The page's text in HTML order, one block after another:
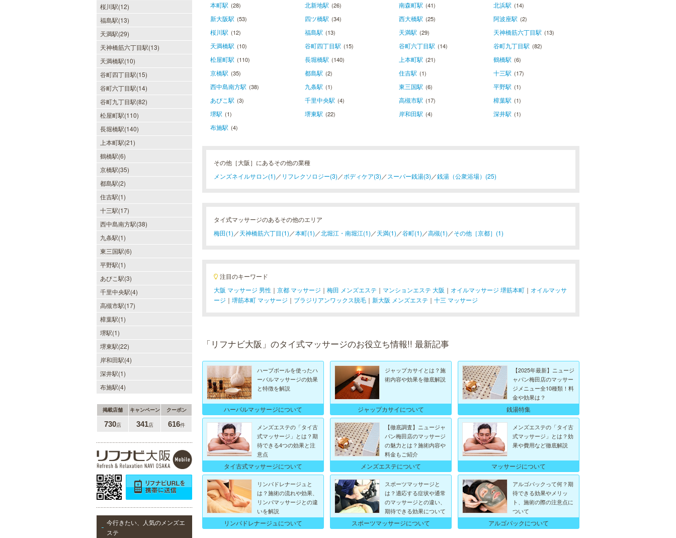
桜川駅(12)
福島駅(13)
天満駅(29)
天神橋筋六丁目駅(13)
天満橋駅(10)
谷町四丁目駅(15)
谷町六丁目駅(14)
谷町九丁目駅(82)
松屋町駅(110)
長堀橋駅(140)
上本町駅(21)
鶴橋駅(6)
京橋駅(35)
都島駅(2)
住吉駅(1)
十三駅(17)
西中島南方駅(38)
九条駅(1)
東三国駅(6)
平野駅(1)
あびこ駅(3)
千里中央駅(4)
高槻市駅(17)
樟葉駅(1)
堺駅(1)
堺東駅(22)
岸和田駅(4)
深井駅(1)
布施駅(4)
掲載店舗 キャンペーン クーポン
730店 341店 616件
今行きたい、人気のメンズエ
ステ
美魔女セラピー 梅田店
地下鉄梅田駅より徒歩5分。洗練さ
能ください。
町・谷町ルーム（ラベーラ）
若い女性にはない大人の魅力を存分
に味わってくださいませ。またプラ
イベートルームにお越し頂くのが難
しい方でも出張での対応もしており
ますので何なりとお申し付けくださ
い。
sirena I（シレーナ）
可愛いが溢れる!!ふたりきりの空間
で厳選セラピストたちが貴方の日頃
の疲れを癒す。洗練の技術とおもて
間をお楽しみいただけます。
DAZZLE（ダズル）
新大阪駅東口徒歩１分！大阪のメン
エス業界の中でも最高クラスのクオ
リティ!!厳選に厳選を重ねたセラピ
ストが何度も何度もトレーニングを
本町駅 (28) 北新地駅 (26) 南森町駅 (41) 北浜駅 (14)
新大阪駅 (53) 四ツ橋駅 (34) 西大橋駅 (25) 阿波座駅 (2)
桜川駅 (12) 福島駅 (13) 天満駅 (29) 天神橋筋六丁目駅 (13)
天満橋駅 (10) 谷町四丁目駅 (15) 谷町六丁目駅 (14) 谷町九丁目駅 (82)
松屋町駅 (110) 長堀橋駅 (140) 上本町駅 (21) 鶴橋駅 (6)
京橋駅 (35) 都島駅 (2) 住吉駅 (1) 十三駅 (17)
西中島南方駅 (38) 九条駅 (1) 東三国駅 (6) 平野駅 (1)
あびこ駅 (3) 千里中央駅 (4) 高槻市駅 (17) 樟葉駅 (1)
堺駅 (1) 堺東駅 (22) 岸和田駅 (4) 深井駅 (1)
布施駅 (4)
その他［大阪］にあるその他の業種
メンズネイルサロン(1) ／ リフレクソロジー(3) ／ボディケア(3) ／ スーパー銭湯(3) ／銭湯（公衆浴場）(25)
タイ式マッサージのあるその他のエリア
梅田(1) ／天神橋筋六丁目(1) ／本町(1) ／北堀江・南堀江(1) ／天満(1) ／谷町(1) ／高槻(1) ／その他［京都］(1)
注目のキーワード
大阪 マッサージ 男性 ｜ 京都 マッサージ ｜ 梅田 メンズエステ ｜ マンションエステ 大阪 ｜ オイルマッサージ 堺筋本町 ｜ オイルマッサ
ージ ｜ 堺筋本町 マッサージ ｜ ブラジリアンワックス脱毛 ｜ 新大阪 メンズエステ ｜ 十三 マッサージ
「リフナビ大阪」のタイ式マッサージのお役立ち情報!! 最新記事
ハーブボールを使ったハ
ーバルマッサージの効果
と特徴を解説
ハーバルマッサージについて
ジャップカサイとは？施
術内容や効果を徹底解説
ジャップカサイについて
【2025年最新】ニュージ
ャパン梅田店のマッサー
ジメニュー全10種類！料
金や効果は？
銭湯特集
メンズエステの「タイ古
式マッサージ」とは？期
待できる4つの効果と注
意点
タイ古式マッサージについて
【徹底調査】ニュージャ
パン梅田店のマッサージ
の魅力とは？施術内容や
料金もご紹介
メンズエステについて
メンズエステの「タイ古
式マッサージ」とは？効
果や費用など徹底解説
マッサージについて
リンパドレナージュと
は？施術の流れや効果、
リンパマッサージとの違
いを解説
リンパドレナージュについて
スポーツマッサージと
は？適応する症状や通常
のマッサージとの違い、
期待できる効果について
スポーツマッサージについて
アルゴパックって何？期
待できる効果やメリッ
ト、施術の際の注意点に
ついて
アルゴパックについて